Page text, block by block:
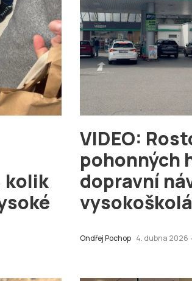
kolik
VIDEO:
pohonných
dopravní
Ondřej Pochop 4. dubna 2026